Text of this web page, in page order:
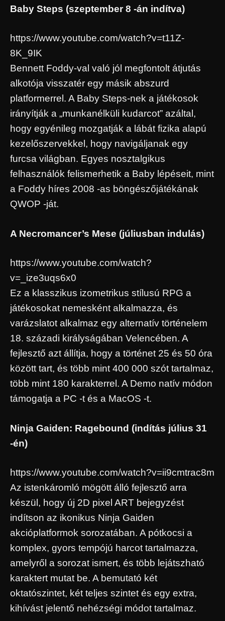
Baby Steps (szeptember 8 -án indítva)
https://www.youtube.com/watch?v=t11Z-
8K_9IK
Bennett Foddy-val való jól megfontolt átjutás
alkotója visszatér egy másik abszurd
platformerrel. A Baby Steps-nek a játékosok
irányítják a „munkanélküli kudarcot” azáltal,
hogy egyénileg mozgatják a lábát fizika alapú
kezelőszervekkel, hogy navigáljanak egy
furcsa világban. Egyes nosztalgikus
felhasználók felismerhetik a Baby lépéseit, mint
a Foddy híres 2008 -as böngészőjátékának
QWOP -ját.
A Necromancer’s Mese (júliusban indulás)
https://www.youtube.com/watch?
v=_ize3uqs6x0
Ez a klasszikus izometrikus stílusú RPG a
játékosokat nemesként alkalmazza, és
varázslatot alkalmaz egy alternatív történelem
18. századi királyságában Velencében. A
fejlesztő azt állítja, hogy a történet 25 és 50 óra
között tart, és több mint 400 000 szót tartalmaz,
több mint 180 karakterrel. A Demo natív módon
támogatja a PC -t és a MacOS -t.
Ninja Gaiden: Ragebound (indítás július 31
-én)
https://www.youtube.com/watch?v=ii9cmtrac8m
Az istenkáromló mögött álló fejlesztő arra
készül, hogy új 2D pixel ART bejegyzést
indítson az ikonikus Ninja Gaiden
akcióplatformok sorozatában. A pótkocsi a
komplex, gyors tempójú harcot tartalmazza,
amelyről a sorozat ismert, és több lejátszható
karaktert mutat be. A bemutató két
oktatószintet, két teljes szintet és egy extra,
kihívást jelentő nehézségi módot tartalmaz.